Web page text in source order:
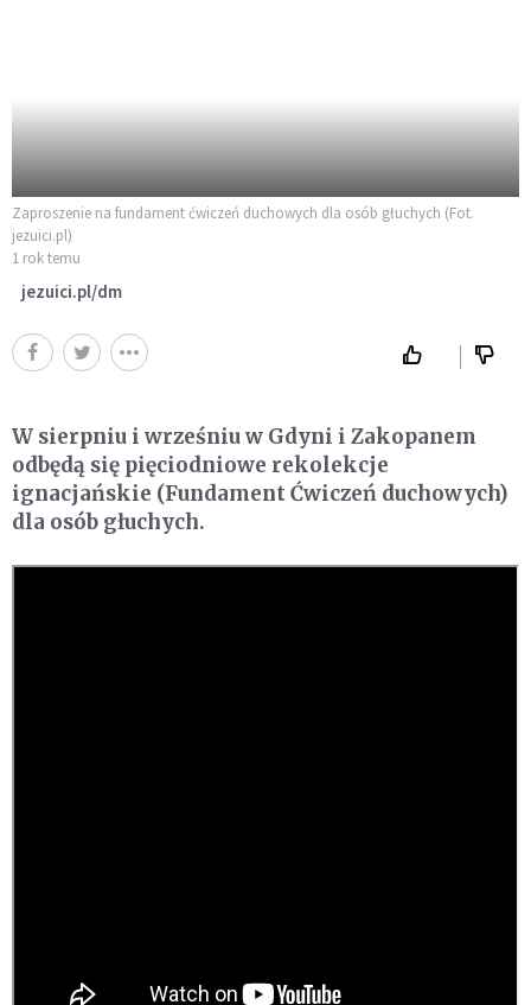
Zaproszenie na fundament ćwiczeń duchowych dla osób głuchych (Fot.
jezuici.pl)
1 rok temu
jezuici.pl/dm
W sierpniu i wrześniu w Gdyni i Zakopanem
odbędą się pięciodniowe rekolekcje
ignacjańskie (Fundament Ćwiczeń duchowych)
dla osób głuchych.